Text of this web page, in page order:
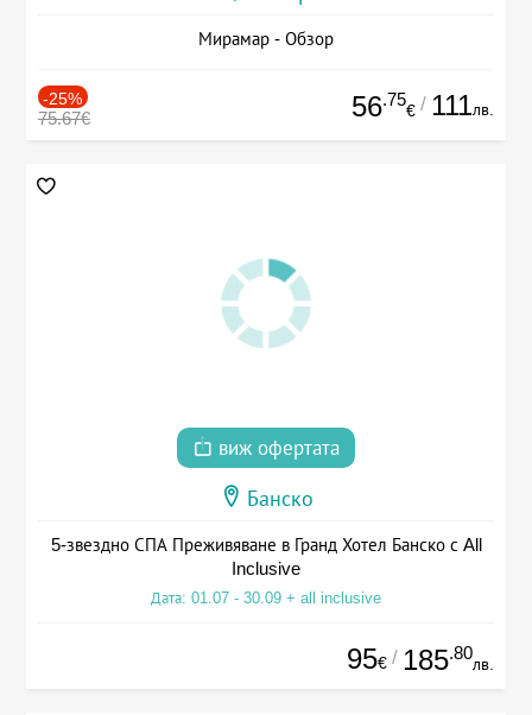
Мирамар - Обзор
-25%
75.67€ 56.75
€ / 111лв.
виж офертата
Банско
5-звездно СПА Преживяване в Гранд Хотел Банско с All
Inclusive
Дата: 01.07 - 30.09 + all inclusive
95€ / 185.80
лв.